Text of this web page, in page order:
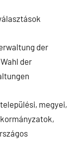
der
der
megyei,